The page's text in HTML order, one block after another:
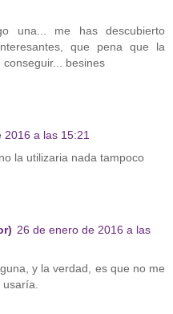
una... me has descubierto
que pena que la
besines
2016 a las 15:21
la utilizaria nada tampoco
26 de enero de 2016 a las
y la verdad, es que no me